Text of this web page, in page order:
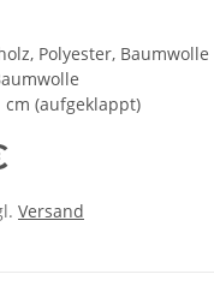
Polyester, Baumwolle
cm (aufgeklappt)
Versand